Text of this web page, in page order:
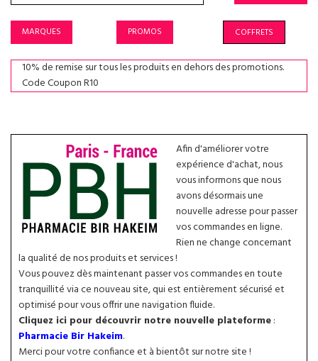
MARQUES PROMOS COFFRETS
10% de remise sur tous les produits en dehors des promotions.
Code Coupon R10
Afin d'améliorer votre
expérience d'achat, nous
vous informons que nous
avons désormais une
nouvelle adresse pour passer
vos commandes en ligne.
Rien ne change concernant
la qualité de nos produits et services !
Vous pouvez dès maintenant passer vos commandes en toute
tranquillité via ce nouveau site, qui est entièrement sécurisé et
optimisé pour vous offrir une navigation fluide.
Cliquez ici pour découvrir notre nouvelle plateforme:
Pharmacie Bir Hakeim.
Merci pour votre confiance et à bientôt sur notre site !